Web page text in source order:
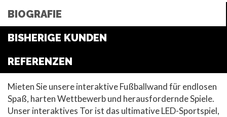
BIOGRAFIE
BISHERIGE KUNDEN
REFERENZEN
Mieten Sie unsere interaktive Fußballwand für endlosen
Spaß, harten Wettbewerb und herausfordernde Spiele.
Unser interaktives Tor ist das ultimative LED-Sportspiel,